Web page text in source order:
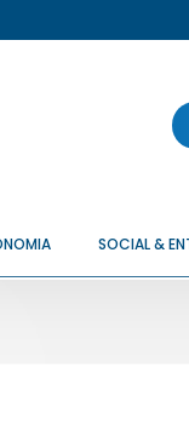
SOCIAL &